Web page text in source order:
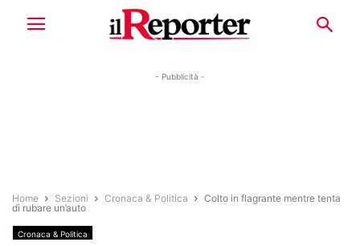
- Pubblicità -
Home Sezioni Cronaca & Politica
Colto in flagrante mentre tenta
di rubare un’auto
Cronaca & Politica